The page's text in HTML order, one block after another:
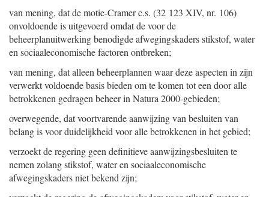
van mening, dat de motie-Cramer c.s. (32 123 XIV, nr. 106)
onvoldoende is uitgevoerd omdat de voor de
beheerplanuitwerking benodigde afwegingskaders stikstof, water
en sociaaleconomische factoren ontbreken;
van mening, dat alleen beheerplannen waar deze aspecten in zijn
verwerkt voldoende basis bieden om te komen tot een door alle
betrokkenen gedragen beheer in Natura 2000-gebieden;
overwegende, dat voortvarende aanwijzing van besluiten van
belang is voor duidelijkheid voor alle betrokkenen in het gebied;
verzoekt de regering geen definitieve aanwijzingsbesluiten te
nemen zolang stikstof, water en sociaaleconomische
afwegingskaders niet bekend zijn;